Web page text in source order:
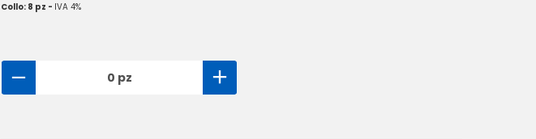
Collo: 8 pz - IVA 4%
0 pz